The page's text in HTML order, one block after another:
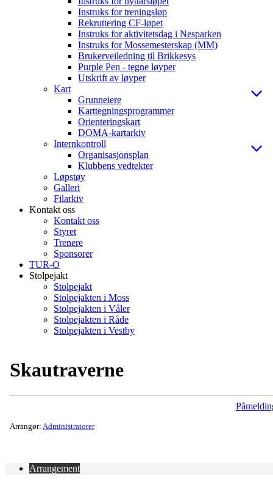
Instruks for treningsløp
Rekruttering CF-løpet
Instruks for aktivitetsdag i Nesparken
Instruks for Mossemesterskap (MM)
Brukerveiledning til Brikkesys
Purple Pen - tegne løyper
Utskrift av løyper
Kart
Grunneiere
Karttegningsprogrammer
Orienteringskart
DOMA-kartarkiv
Internkontroll
Organisasjonsplan
Klubbens vedtekter
Løpstøy
Galleri
Filarkiv
Kontakt oss
Kontakt oss
Styret
Trenere
Sponsorer
TUR-O
Stolpejakt
Stolpejakt
Stolpejakten i Moss
Stolpejakten i Våler
Stolpejakten i Råde
Stolpejakten i Vestby
Skautraverne
Arrangør: Administratorer
Arrangement